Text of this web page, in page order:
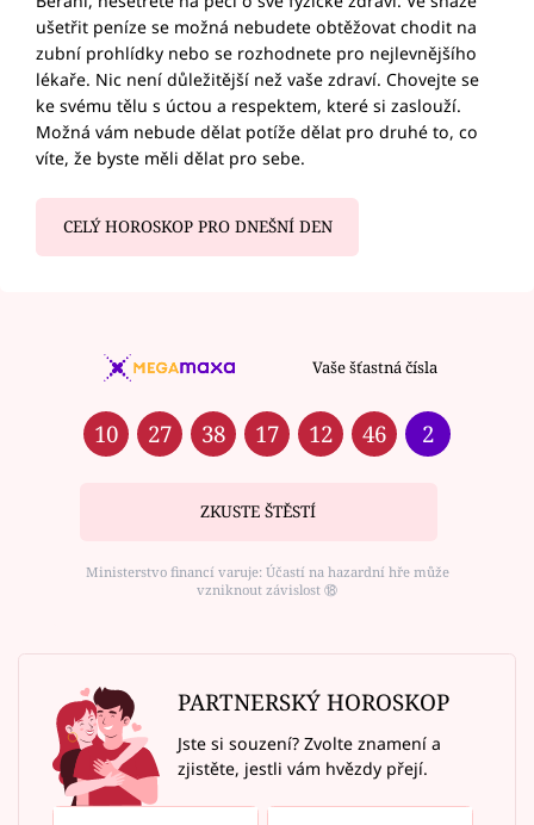
ušetřit peníze se možná nebudete obtěžovat chodit na
zubní prohlídky nebo se rozhodnete pro nejlevnějšího
lékaře. Nic není důležitější než vaše zdraví. Chovejte se
ke svému tělu s úctou a respektem, které si zaslouží.
Možná vám nebude dělat potíže dělat pro druhé to, co
víte, že byste měli dělat pro sebe.
CELÝ HOROSKOP PRO DNEŠNÍ DEN
Vaše šťastná čísla
10 27 38 17 12 46 2
ZKUSTE ŠTĚSTÍ
Ministerstvo financí varuje: Účastí na hazardní hře může
vzniknout závislost ⑱
PARTNERSKÝ HOROSKOP
Jste si souzení? Zvolte znamení a
zjistěte, jestli vám hvězdy přejí.